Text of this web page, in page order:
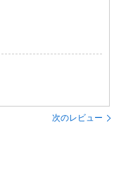
次のレビュー